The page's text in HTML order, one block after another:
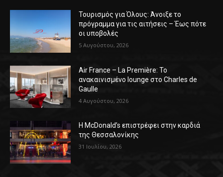
Τουρισμός για Όλους: Άνοιξε το
πρόγραμμα για τις αιτήσεις – Έως πότε
οι υποβολές
5 Αυγούστου, 2026
Air France – La Première: Το
ανακαινισμένο lounge στο Charles de
Gaulle
4 Αυγούστου, 2026
Η McDonald’s επιστρέφει στην καρδιά
της Θεσσαλονίκης
31 Ιουλίου, 2026